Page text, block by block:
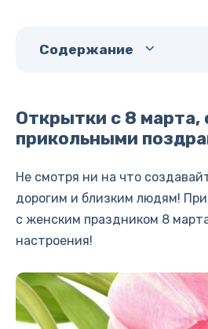
Содержание
Открытки с 8 марта,
прикольными
Не смотря ни на что
дорогим и близким людям!
с женским праздником 8
настроения!